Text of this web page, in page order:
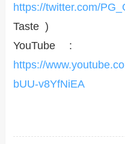
https://twitter.com/
Taste )
YouTube :
https://
bUU-v8YfNiEA